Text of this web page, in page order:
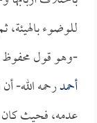
للوضوء بالهيئة،
-وهو قول
أحمدرحمه الله-
عدمه، فحيث كان